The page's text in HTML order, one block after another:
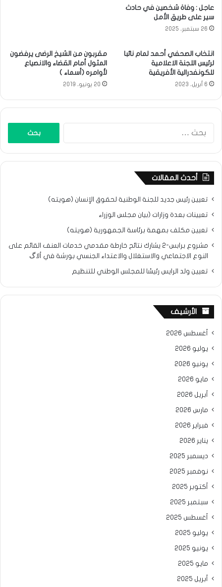
عاجل : وفاة شخصين في حادث
سير على طريق الأمل
26 سبتمبر، 2025
انتخاب الصحفي أحمد لمام نائبا
لرئيس اللجنة الاعلامية
للكونفدرالية الأفريقية
6 أبريل، 2023
مقربون من الشيخ الرضى يرفضون
المثول أمام القضاء والانصياع
لأوامره (أسماء )
20 يونيو، 2019
أحدث المقالات
تعيين رئيس جديد للجنة الوطنية لحقوق الإنسان (هويته)
تعيينات بعدة وزارات (بيان مجلس الوزراء
تعيين مكلف بمهمة برئاسة الجمهورية (هويته)
مشروع برابس-2 يشارك نتائح خارطة مقدمي خدمات العنف القائم على
النوع الاجتماعي والاستغلال والاعتداء الجنسي بورشة في ألاگ
تعيين ولد الرايس رئيسًا للمجلس الوطني للتنظيم
الأرشيف
أغسطس 2026
يوليو 2026
يونيو 2026
مايو 2026
أبريل 2026
مارس 2026
فبراير 2026
يناير 2026
ديسمبر 2025
نوفمبر 2025
أكتوبر 2025
سبتمبر 2025
أغسطس 2025
يوليو 2025
يونيو 2025
مايو 2025
أبريل 2025